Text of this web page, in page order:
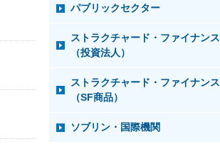
パブリックセクター
ストラクチャード・ファイナンス
（投資法人）
ストラクチャード・ファイナンス
（SF商品）
ソブリン・国際機関